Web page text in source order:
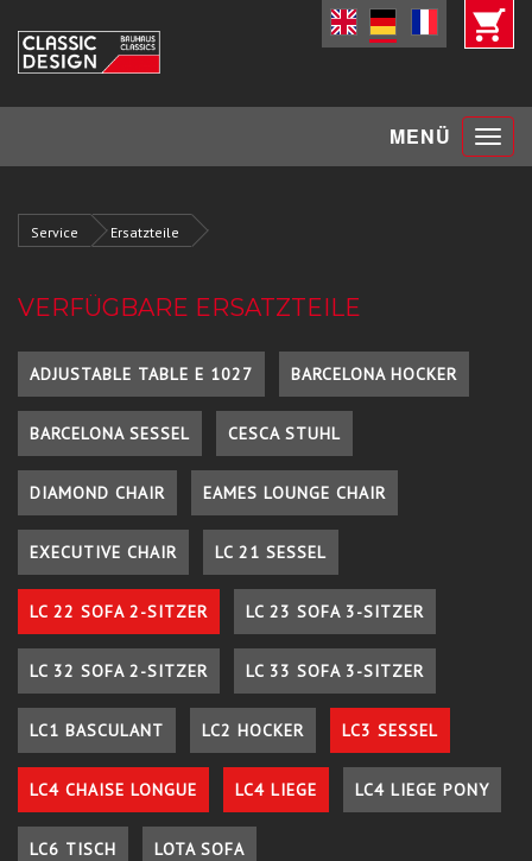
MENÜ Toggle
Service Ersatzteile
VERFÜGBARE ERSATZTEILE
ADJUSTABLE TABLE E 1027 BARCELONA HOCKER
BARCELONA SESSEL CESCA STUHL
DIAMOND CHAIR EAMES LOUNGE CHAIR
EXECUTIVE CHAIR LC 21 SESSEL
LC 22 SOFA 2-SITZER LC 23 SOFA 3-SITZER
LC 32 SOFA 2-SITZER LC 33 SOFA 3-SITZER
LC1 BASCULANT LC2 HOCKER LC3 SESSEL
LC4 CHAISE LONGUE LC4 LIEGE LC4 LIEGE PONY
LC6 TISCH LOTA SOFA